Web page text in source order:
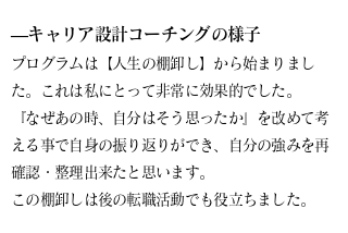
―キャリア設計コーチングの様子
プログラムは 【人生の棚卸し】から始まりまし
た。これは私にとって非常に効果的でした。
『なぜあの時、自分はそう思ったか』を改めて考
える事で自身の振り返りができ、自分の強みを再
確認・整理出来たと思います。
この棚卸しは後の転職活動でも役立ちました。